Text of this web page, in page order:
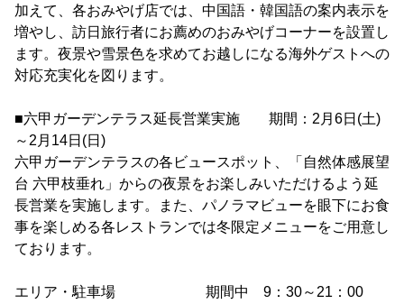
加えて、各おみやげ店では、中国語・韓国語の案内表示を
増やし、訪日旅行者にお薦めのおみやげコーナーを設置し
ます。夜景や雪景色を求めてお越しになる海外ゲストへの
対応充実化を図ります。
■六甲ガーデンテラス延長営業実施 期間：2月6日(土)
～2月14日(日)
六甲ガーデンテラスの各ビュースポット、「自然体感展望
台 六甲枝垂れ」からの夜景をお楽しみいただけるよう延
長営業を実施します。また、パノラマビューを眼下にお食
事を楽しめる各レストランでは冬限定メニューをご用意し
ております。
エリア・駐車場 期間中 9：30～21：00